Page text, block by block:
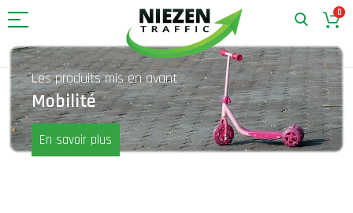
0
Allez
au
contenu
Les produits mis en avant
Mobilité
En savoir plus